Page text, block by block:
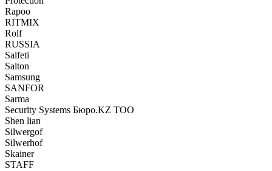
Rapoo
RITMIX
Rolf
RUSSIA
Salfeti
Salton
Samsung
SANFOR
Sarma
Security Systems Бюро.KZ ТОО
Shen lian
Silwergof
Silwerhof
Skainer
STAFF